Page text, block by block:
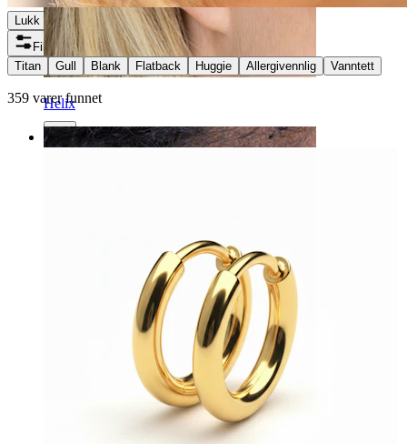
Helix
Lukk
Filtre
Titan
Gull Blank Flatback Huggie Allergivennlig Vanntett
359 varer funnet